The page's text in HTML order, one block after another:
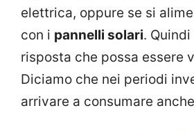
elettrica, oppure se si
con i pannelli solari. Quindi
risposta che possa essere
Diciamo che nei periodi
arrivare a consumare